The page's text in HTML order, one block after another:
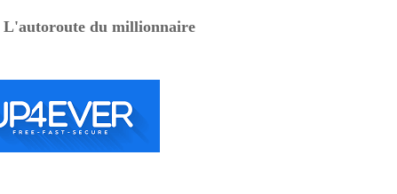
L'autoroute du millionnaire